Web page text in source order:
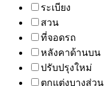
ระเบียง
สวน
ที่จอดรถ
หลังคาด้านบน
ปรับปรุงใหม่
ตกแต่งบางส่วน